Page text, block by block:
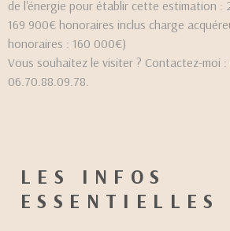
de l'énergie pour établir cette estimation :
169 900€ honoraires inclus charge
honoraires : 160 000€)
Vous souhaitez le visiter ? Contactez-moi :
06.70.88.09.78.
LES INFOS
ESSENTIELLES